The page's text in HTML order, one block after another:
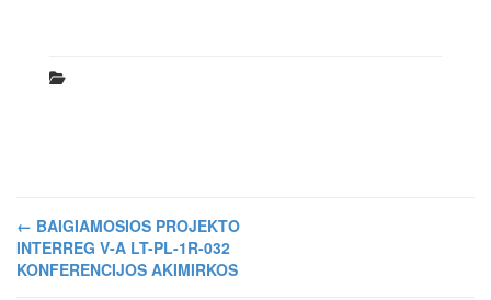
← BAIGIAMOSIOS PROJEKTO
INTERREG V-A LT-PL-1R-032
KONFERENCIJOS AKIMIRKOS